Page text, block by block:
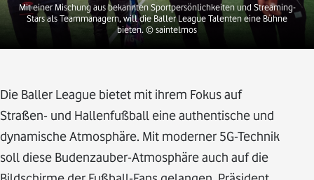
Mit einer Mischung aus bekannten Sportpersönlichkeiten und Streaming-
Stars als Teammanagern, will die Baller League Talenten eine Bühne
bieten. © saintelmos
Die Baller League bietet mit ihrem Fokus auf
Straßen- und Hallenfußball eine authentische und
dynamische Atmosphäre. Mit moderner 5G-Technik
soll diese Budenzauber-Atmosphäre auch auf die